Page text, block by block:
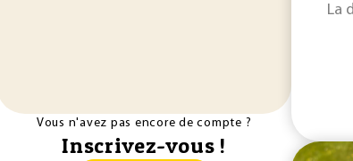
Vous n'avez pas encore de compte ?
Inscrivez-vous !
La